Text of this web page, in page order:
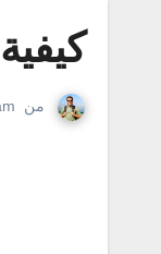
من